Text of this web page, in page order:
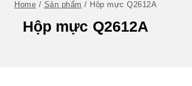
Home / Sản phẩm / Hộp mực Q2612A
Hộp mực Q2612A